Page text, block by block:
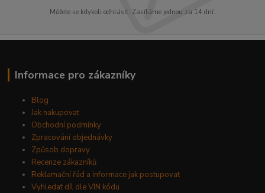
Můžete se kdykoli odhlásit. Zasíláme jednou za 14 dní.
Informace pro zákazníky
Blog
Jak nakupovat
Obchodní podmínky
Zpracování objednávky
Způsob dopravy
Recenze zákazníků
Reklamační řád a informace jak postupovat
Vyhledat díl dle VIN kódu